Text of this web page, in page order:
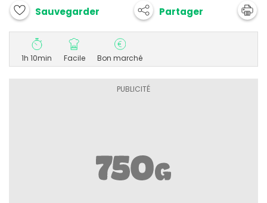
Sauvegarder Partager
1h 10min Facile Bon marché